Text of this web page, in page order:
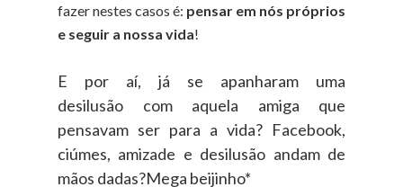
fazer nestes casos é: pensar em nós próprios
e seguir a nossa vida!
E por aí, já se apanharam uma
desilusão com aquela amiga que
pensavam ser para a vida? Facebook,
ciúmes, amizade e desilusão andam de
mãos dadas?Mega beijinho*